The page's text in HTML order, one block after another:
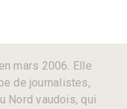
mars 2006. Elle
de journalistes,
Nord vaudois, qui